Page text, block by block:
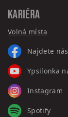
KARIÉRA
Volná místa
Najdete
Ypsilonka
Instagram
Spotify